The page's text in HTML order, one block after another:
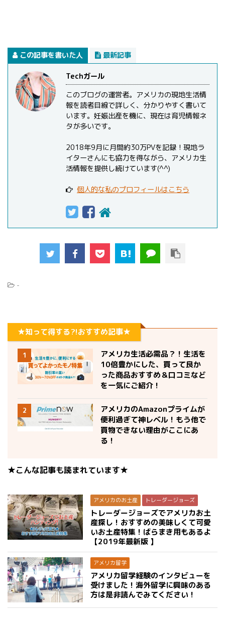
この記事を書いた人 最新記事
Techガール
このブログの運営者。アメリカの現地生活情
報を読者目線で詳しく、分かりやすく書いて
います。妊娠出産を機に、現在は育児情報ネ
タが多いです。
2018年9月に月間約30万PVを記録！現地ラ
イターさんにも協力を得ながら、アメリカ生
活情報を提供し続けています(^^)
個人的な私のプロフィールはこちら
-
★知って得する?!おすすめ記事★
1
アメリカ生活必需品？！生活を
10倍豊かにした、買って良か
った商品おすすめ＆口コミなど
を一気にご紹介！
2
アメリカのAmazonプライムが
便利過ぎて神レベル！もう他で
買物できない理由がここにあ
る！
★こんな記事も読まれています★
アメリカのお土産 トレーダージョーズ
トレーダージョーズでアメリカお土
産探し！おすすめの美味しくて可愛
いお土産特集！ばらまき用もあるよ
【2019年最新版 】
アメリカ留学
アメリカ留学経験のインタビューを
受けました！海外留学に興味のある
方は是非読んでみてください！